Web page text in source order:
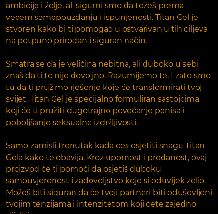
ambicije i želje, ali sigurni smo da težeš prema
većem samopouzdanju i ispunjenosti. Titan Gel je
stvoren kako bi ti pomogao u ostvarivanju tih ciljeva
na potpuno prirodan i siguran način.
Smatra se da je veličina nebitna, ali duboko u sebi
znaš da ti to nije dovoljno. Razumijemo te. I zato smo
tu da ti pružimo rješenje koje će transformirati tvoj
svijet. Titan Gel je specijalno formuliran sastojcima
koji će ti pružiti dugotrajno povećanje penisa i
poboljšanje seksualne izdržljivosti.
Samo zamisli trenutak kada ćeš osjetiti snagu Titan
Gela kako te obavija. Kroz upornost i predanost, ovaj
proizvod će ti pomoći da osjetiš duboku
samouvjerenost i zadovoljstvo koje si oduvijek želio.
Možeš biti siguran da će tvoji partneri biti oduševljeni
tvojim tenzijama i intenzitetom koji ćete zajedno